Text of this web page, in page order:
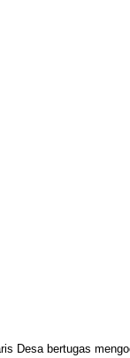
Desa bertugas